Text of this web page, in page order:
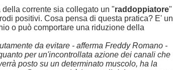
corrente sia collegato un "raddoppiatore"
positivi. Cosa pensa di questa pratica? E' un
o può comportare una riduzione della
da evitare - afferma Freddy Romano -
per un'incontrollata azione dei canali che
posto su un determinato muscolo, ha la